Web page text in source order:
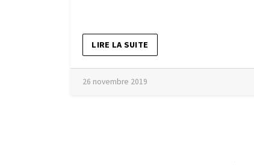
LIRE LA SUITE
26 novembre 2019